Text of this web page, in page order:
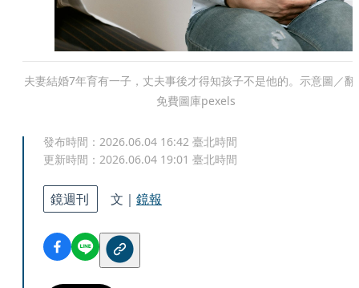
夫妻結婚7年育有一子，丈夫事後才得知孩子不是他的。示意圖／翻
免費圖庫pexels
發布時間： 2026.06.04 16:42 臺北時間
更新時間： 2026.06.04 19:01 臺北時間
鏡週刊 文｜ 鏡報